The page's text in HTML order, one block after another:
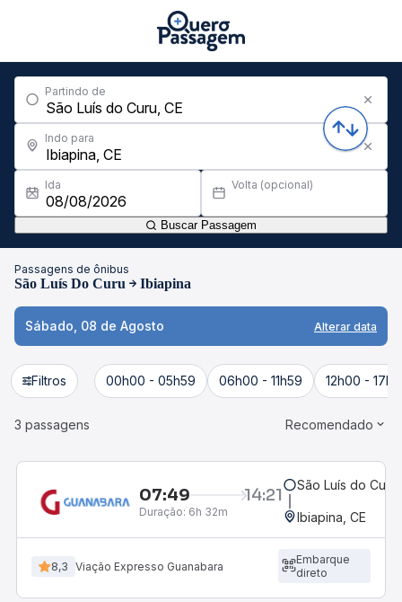
Partindo de
Indo para
Ida Volta (opcional)
Buscar Passagem
Passagens de ônibus
São Luís Do Curu Ibiapina
Sábado, 08 de Agosto Alterar data
Filtros 00h00 - 05h59 06h00 - 11h59 12h00 -
3 passagens Recomendado
07:49 14:21
Duração: 6h 32m
São Luís do
Ibiapina, CE
8,3 Viação Expresso Guanabara
Embarque
direto